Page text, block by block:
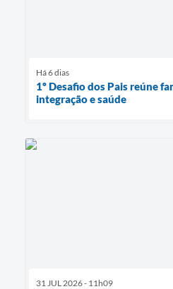
Há 6 dias
1º Desafio dos Pais reúne
integração e saúde
31 JUL 2026 - 11h09